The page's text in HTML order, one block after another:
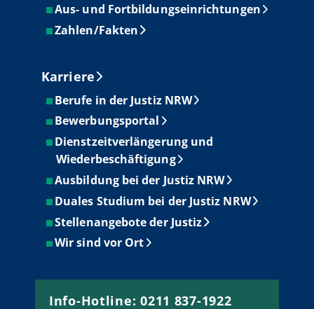
Aus- und Fortbildungseinrichtungen
Zahlen/Fakten
Karriere
Berufe in der Justiz NRW
Bewerbungsportal
Dienstzeitverlängerung und
Wiederbeschäftigung
Ausbildung bei der Justiz NRW
Duales Studium bei der Justiz NRW
Stellenangebote der Justiz
Wir sind vor Ort
Info-Hotline: 0211 837-1922